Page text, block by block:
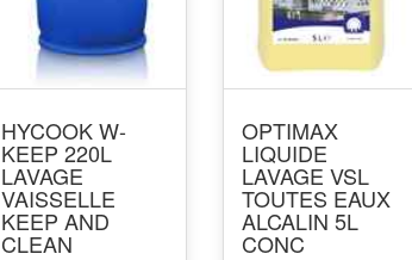
HYCOOK W-
KEEP 220L
LAVAGE
VAISSELLE
KEEP AND
CLEAN
OPTIMAX
LIQUIDE
LAVAGE VSL
TOUTES EAUX
ALCALIN 5L
CONC